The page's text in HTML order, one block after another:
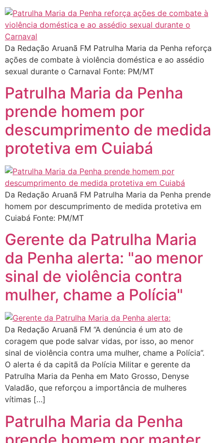
Da Redação Aruanã FM Patrulha Maria da Penha reforça
ações de combate à violência doméstica e ao assédio
sexual durante o Carnaval Fonte: PM/MT
Patrulha Maria da Penha
prende homem por
descumprimento de medida
protetiva em Cuiabá
Da Redação Aruanã FM Patrulha Maria da Penha prende
homem por descumprimento de medida protetiva em
Cuiabá Fonte: PM/MT
Gerente da Patrulha Maria
da Penha alerta: "ao menor
sinal de violência contra
mulher, chame a Polícia"
Da Redação Aruanã FM “A denúncia é um ato de
coragem que pode salvar vidas, por isso, ao menor
sinal de violência contra uma mulher, chame a Polícia”.
O alerta é da capitã da Polícia Militar e gerente da
Patrulha Maria da Penha em Mato Grosso, Denyse
Valadão, que reforçou a importância de mulheres
vítimas […]
Patrulha Maria da Penha